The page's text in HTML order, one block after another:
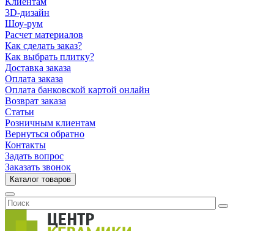
3D-дизайн
Шоу-рум
Расчет материалов
Как сделать заказ?
Как выбрать плитку?
Доставка заказа
Оплата заказа
Оплата банковской картой онлайн
Возврат заказа
Статьи
Розничным клиентам
Вернуться обратно
Контакты
Задать вопрос
Заказать звонок
Каталог товаров